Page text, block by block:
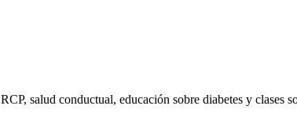
salud conductual, educación sobre diabetes y clases